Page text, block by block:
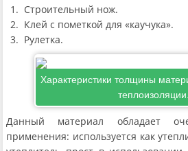
Строительный нож.
Клей с пометкой для «каучука».
Рулетка.
Характеристики толщины
теплоизоляции.
Данный материал обладает
применения: используется как